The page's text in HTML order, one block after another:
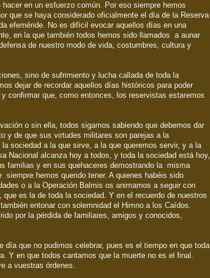
en un esfuerzo común. Por eso siempre hemos
que se haya considerado oficialmente el día de la Reserva
efeméride. No es difícil evocar aquellos días en una
en la que también todos hemos sido llamados a aunar
de nuestro modo de vida, costumbres, cultura y
sino de sufrimiento y lucha callada de toda la
dejar de recordar aquellos días históricos para poder
confirmar que, como entonces, los reservistas estaremos
o sin ella, todos sigamos sabiendo que debemos dar
y de que sus virtudes militares son parejas a la
sociedad a la que sirve, a la que queremos servir, y a la
Nacional alcanza hoy a todos, y toda la sociedad está hoy,
familias y en sus quehaceres demostrando la misma
siempre hemos querido tener. A quienes habéis sido
o a la Operación Balmis os animamos a seguir con
que es la de toda la sociedad. Y en el recuerdo de nuestros
entonar con solemnidad el Himno a los Caídos.
por la pérdida de familiares, amigos y conocidos,
día que no pudimos celebrar, pues es el tiempo en que toda
Y en que todos cantamos que la muerte no es el final.
a vuestras órdenes.